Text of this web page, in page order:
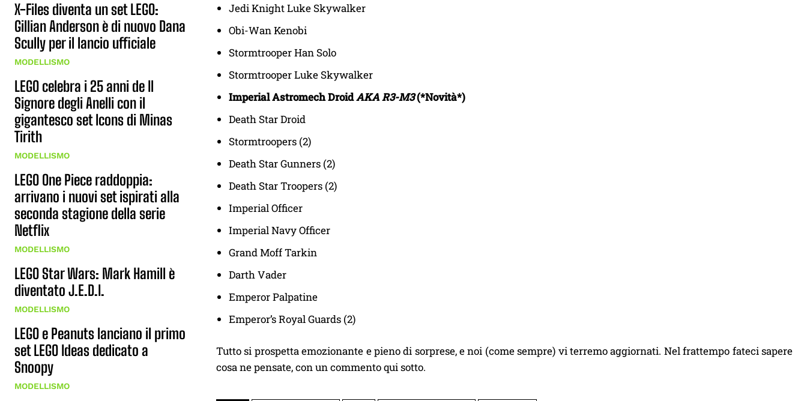
X-Files diventa un set LEGO:
Gillian Anderson è di nuovo Dana
Scully per il lancio ufficiale
MODELLISMO
LEGO celebra i 25 anni de Il
Signore degli Anelli con il
gigantesco set Icons di Minas
Tirith
MODELLISMO
LEGO One Piece raddoppia:
arrivano i nuovi set ispirati alla
seconda stagione della serie
Netflix
MODELLISMO
LEGO Star Wars: Mark Hamill è
diventato J.E.D.I.
MODELLISMO
LEGO e Peanuts lanciano il primo
set LEGO Ideas dedicato a
Snoopy
MODELLISMO
Jedi Knight Luke Skywalker
Obi-Wan Kenobi
Stormtrooper Han Solo
Stormtrooper Luke Skywalker
Imperial Astromech DroidAKA R3-M3(*Novità*)
Death Star Droid
Stormtroopers (2)
Death Star Gunners (2)
Death Star Troopers (2)
Imperial Officer
Imperial Navy Officer
Grand Moff Tarkin
Darth Vader
Emperor Palpatine
Emperor’s Royal Guards (2)
Tutto si prospetta emozionante e pieno di sorprese, e noi (come sempre) vi terremo aggiornati. Nel frattempo fateci sapere
cosa ne pensate, con un commento qui sotto.